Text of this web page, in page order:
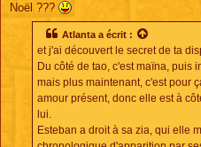
Noël ???
Atlanta a écrit :
et j'ai découvert le secret de ta
Du côté de tao, c'est maïna, puis
mais plus maintenant, c'est pour
amour présent, donc elle est à
lui.
Esteban a droit à sa zia, qui elle